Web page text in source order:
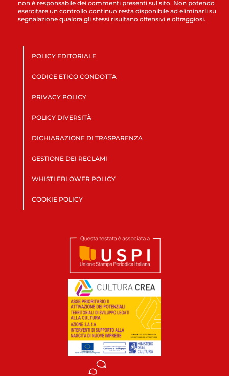
non è responsabile dei commenti presenti sul sito. Non potendo
esercitare un controllo continuo resta disponibile ad eliminarli su
segnalazione qualora gli stessi risultano offensivi e oltraggiosi.
POLICY EDITORIALE
CODICE ETICO CONDOTTA
PRIVACY POLICY
POLICY DIVERSITÀ
DICHIARAZIONE DI TRASPARENZA
GESTIONE DEI RECLAMI
WHISTLEBLOWER POLICY
COOKIE POLICY